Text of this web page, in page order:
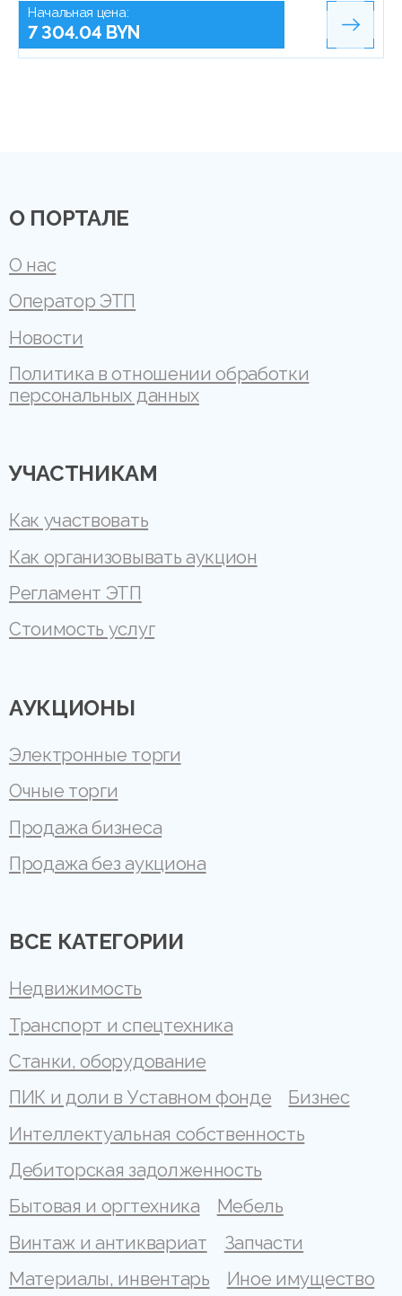
Начальная цена:
7 304.04 BYN
О ПОРТАЛЕ
О нас
Оператор ЭТП
Новости
Политика в отношении обработки
персональных данных
УЧАСТНИКАМ
Как участвовать
Как организовывать аукцион
Регламент ЭТП
Стоимость услуг
АУКЦИОНЫ
Электронные торги
Очные торги
Продажа бизнеса
Продажа без аукциона
ВСЕ КАТЕГОРИИ
Недвижимость
Транспорт и спецтехника
Станки, оборудование
ПИК и доли в Уставном фонде
Бизнес
Интеллектуальная собственность
Дебиторская задолженность
Бытовая и оргтехника
Мебель
Винтаж и антиквариат
Запчасти
Материалы, инвентарь
Иное имущество